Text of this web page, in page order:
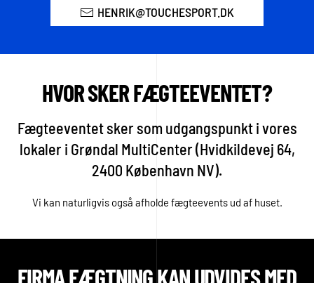
HENRIK@TOUCHESPORT.DK
HVOR SKER FÆGTEEVENTET?
Fægteeventet sker som udgangspunkt i vores
lokaler i Grøndal MultiCenter (Hvidkildevej 64,
2400 København NV).
Vi kan naturligvis også afholde fægteevents ud af huset.
FIRMA FÆGTNING KAN UDVIDES MED